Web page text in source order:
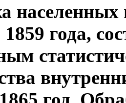
населенных
года,